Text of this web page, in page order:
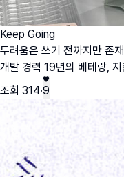
Keep Going
두려움은 쓰기 전까지만 존
개발 경력 19년의 베테랑,
조회 314·9